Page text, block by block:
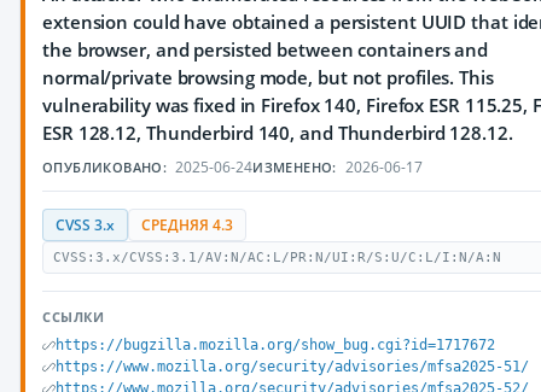
extension could have obtained a persistent UUID that
the browser, and persisted between containers and
normal/private browsing mode, but not profiles. This
vulnerability was fixed in Firefox 140, Firefox ESR 115.25,
ESR 128.12, Thunderbird 140, and Thunderbird 128.12.
ОПУБЛИКОВАНО: 2025-06-24ИЗМЕНЕНО: 2026-06-17
CVSS 3.x СРЕДНЯЯ 4.3
CVSS:3.x/CVSS:3.1/AV:N/AC:L/PR:N/UI:R/S:U/C:L/I:N/A:N
ССЫЛКИ
https://bugzilla.mozilla.org/show_bug.cgi?id=1717672
https://www.mozilla.org/security/advisories/mfsa2025-51/
https://www.mozilla.org/security/advisories/mfsa2025-52/